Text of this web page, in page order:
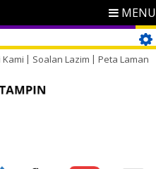
MENU
Soalan Lazim Peta Laman